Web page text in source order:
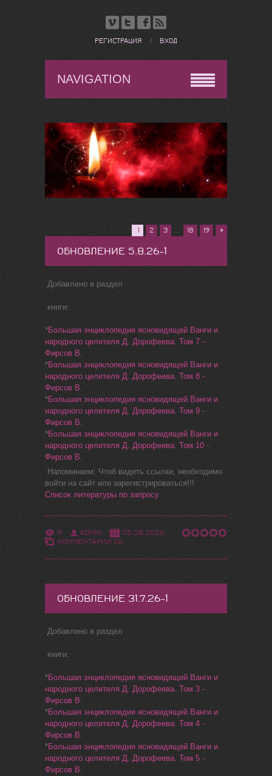
РЕГИСТРАЦИЯ / ВХОД
NAVIGATION
1 2 3 ... 18 19 »
ОБНОВЛЕНИЕ 5.8.26-1
Добавлено в раздел
книги:
*Большая энциклопедия ясновидящей Ванги и
народного целителя Д. Дорофеева. Том 7 -
Фирсов В.
*Большая энциклопедия ясновидящей Ванги и
народного целителя Д. Дорофеева. Том 8 -
Фирсов В.
*Большая энциклопедия ясновидящей Ванги и
народного целителя Д. Дорофеева. Том 9 -
Фирсов В.
*Большая энциклопедия ясновидящей Ванги и
народного целителя Д. Дорофеева. Том 10 -
Фирсов В.
Напоминаем: Чтоб видеть ссылки, необходимо
войти на сайт или зарегистрироваться!!!
Список литературы по запросу
9 ADMIN
05.08.2026
КОММЕНТАРИИ (0)
ОБНОВЛЕНИЕ 31.7.26-1
Добавлено в раздел
книги:
*Большая энциклопедия ясновидящей Ванги и
народного целителя Д. Дорофеева. Том 3 -
Фирсов В.
*Большая энциклопедия ясновидящей Ванги и
народного целителя Д. Дорофеева. Том 4 -
Фирсов В.
*Большая энциклопедия ясновидящей Ванги и
народного целителя Д. Дорофеева. Том 5 -
Фирсов В.